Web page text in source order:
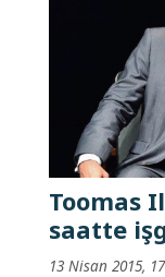
Toomas
saatte
13 Nisan 2015,